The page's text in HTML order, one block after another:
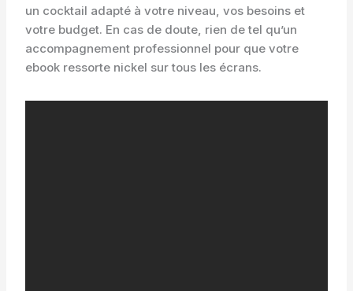
un cocktail adapté à votre niveau, vos besoins et
votre budget. En cas de doute, rien de tel qu’un
accompagnement professionnel pour que votre
ebook ressorte nickel sur tous les écrans.